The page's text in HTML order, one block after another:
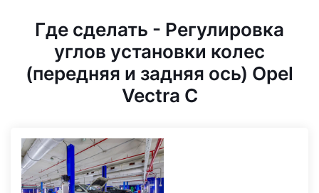
Где сделать - Регулировка
углов установки колес
(передняя и задняя ось) Opel
Vectra C